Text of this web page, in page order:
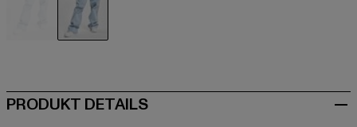
PRODUKT DETAILS